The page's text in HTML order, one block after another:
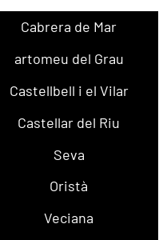
Cabrera de Mar
artomeu del Grau
Castellbell i el Vilar
Castellar del Riu
Seva
Oristà
Veciana